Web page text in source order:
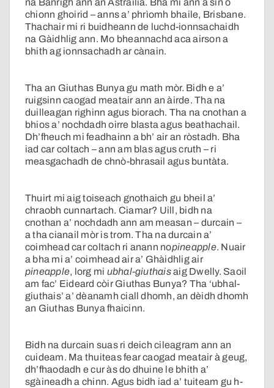
na Banrigh ann an Astràilia. Bha mi ann a sin o
chionn ghoirid – anns a’ phrìomh bhaile, Brisbane.
Thachair mi ri buidheann de luchd-ionnsachaidh
na Gàidhlig ann. Mo bheannachd aca airson a
bhith ag ionnsachadh ar cànain.
Tha an Giuthas Bunya gu math mòr. Bidh e a’
ruigsinn caogad meatair ann an àirde. Tha na
duilleagan righinn agus biorach. Tha na cnothan a
bhios a’ nochdadh oirre blasta agus beathachail.
Dh’fheuch mi feadhainn a bh’ air an ròstadh. Bha
iad car coltach – ann am blas agus cruth – ri
measgachadh de chnò-bhrasail agus buntàta.
Thuirt mi aig toiseach gnothaich gu bheil a’
chraobh cunnartach. Ciamar? Uill, bidh na
cnothan a’ nochdadh ann am measan – durcain –
a tha cianail mòr is trom. Tha na durcain a’
coimhead car coltach ri anann nopineapple. Nuair
a bha mi a’ coimhead air a’ Ghàidhlig air
pineapple, lorg mi ubhal-giuthaisaig Dwelly. Saoil
am fac’ Eideard còir Giuthas Bunya? Tha ‘ubhal-
giuthais’ a’ dèanamh ciall dhomh, an dèidh dhomh
an Giuthas Bunya fhaicinn.
Bidh na durcain suas ri deich cileagram ann an
cuideam. Ma thuiteas fear caogad meatair à geug,
dh’fhaodadh e cur às do dhuine le bhith a’
sgàineadh a chinn. Agus bidh iad a’ tuiteam gu h-